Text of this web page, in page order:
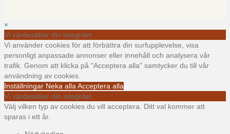
×
Vi värdesätter din integritet
Vi använder cookies för att förbättra din surfupplevelse, visa
personligt anpassade annonser eller innehåll och analysera vår
trafik. Genom att klicka på "Acceptera alla" samtycker du till vår
användning av cookies.
Inställningar Neka alla Acceptera alla
Vi värdesätter din integritet
Välj vilken typ av cookies du vill acceptera. Ditt val kommer att
sparas i ett år.